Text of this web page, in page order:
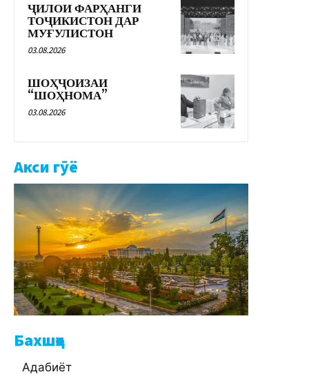
ҶИЛОИ ФАРҲАНГИ
ТОҶИКИСТОН ДАР
МУҒУЛИСТОН
03.08.2026
ШОҲҶОИЗАИ
“ШОҲНОМА”
03.08.2026
Акси гӯё
Бахшҳо
Адабиёт